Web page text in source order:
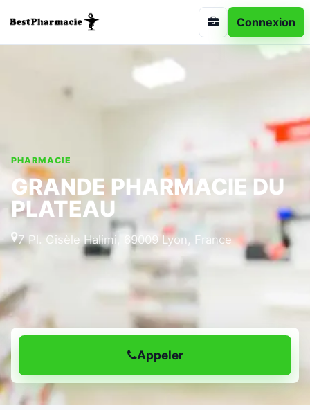
Connexion
PHARMACIE
GRANDE PHARMACIE DU
PLATEAU
7 Pl. Gisèle Halimi, 69009 Lyon, France
Appeler